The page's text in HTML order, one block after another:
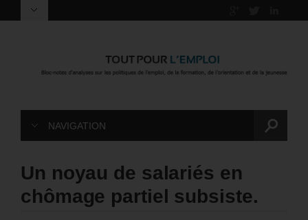
NAVIGATION
Un noyau de salariés en
chômage partiel subsiste.